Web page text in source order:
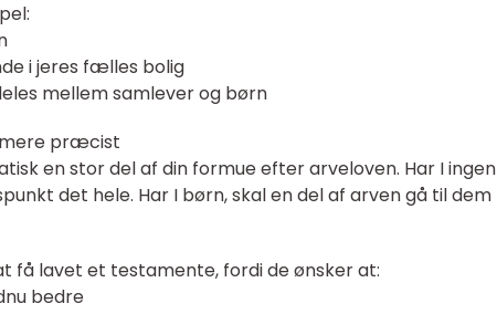
i jeres fælles bolig
mellem samlever og børn
præcist
en stor del af din formue efter arveloven. Har I ingen
det hele. Har I børn, skal en del af arven gå til dem
lavet et testamente, fordi de ønsker at:
bedre